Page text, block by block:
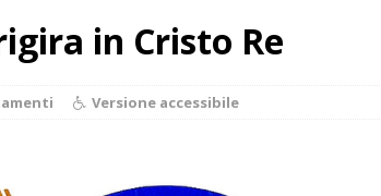
politico
ALBA
ITINERARI / La ciclabile del Ponente ligure sui vecchi binari
in Cristo Re
Versione accessibile